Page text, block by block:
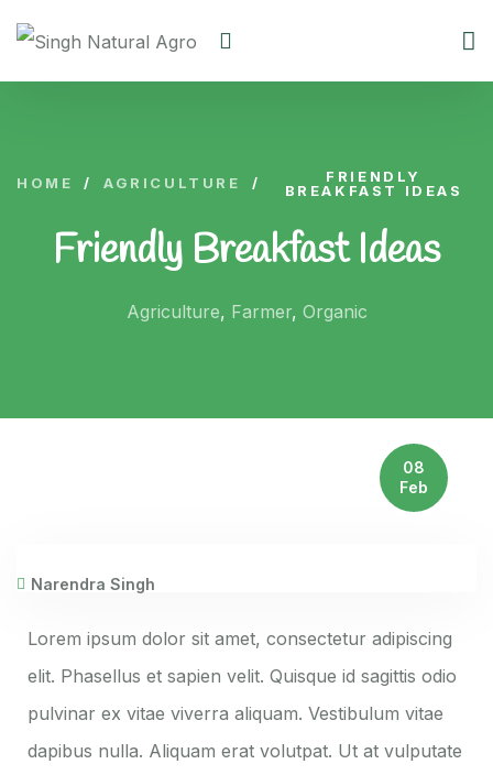
HOME / AGRICULTURE /
FRIENDLY
BREAKFAST IDEAS
Friendly Breakfast Ideas
Agriculture, Farmer, Organic
08
Feb
Narendra Singh
Lorem ipsum dolor sit amet, consectetur adipiscing
elit. Phasellus et sapien velit. Quisque id sagittis odio
pulvinar ex vitae viverra aliquam. Vestibulum vitae
dapibus nulla. Aliquam erat volutpat. Ut at vulputate